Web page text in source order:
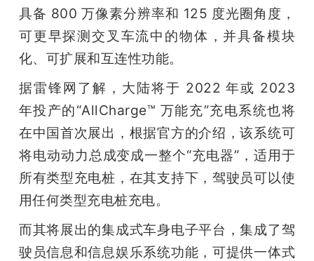
具备 800 万像素分辨率和 125 度光圈角度，
可更早探测交叉车流中的物体，并具备模块
化、可扩展和互连性功能。
据雷锋网了解，大陆将于 2022 年或 2023
年投产的“AllCharge™ 万能充”充电系统也将
在中国首次展出，根据官方的介绍，该系统可
将电动动力总成变成一整个“充电器”，适用于
所有类型充电桩，在其支持下，驾驶员可以使
用任何类型充电桩充电。
而其将展出的集成式车身电子平台，集成了驾
驶员信息和信息娱乐系统功能，可提供一体式